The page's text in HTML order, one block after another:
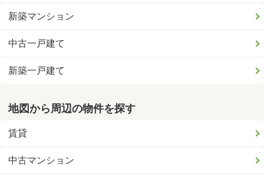
新築マンション
中古一戸建て
新築一戸建て
地図から周辺の物件を探す
賃貸
中古マンション